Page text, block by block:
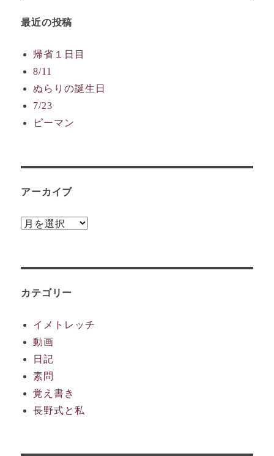
最近の投稿
帰省１日目
8/11
ぬらりの誕生日
7/23
ピーマン
アーカイブ
ア
ブ
カテゴリー
イメトレッチ
動画
日記
素問
覚え書き
長野式と私